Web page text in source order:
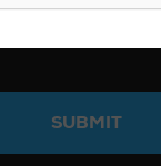
SUBMIT